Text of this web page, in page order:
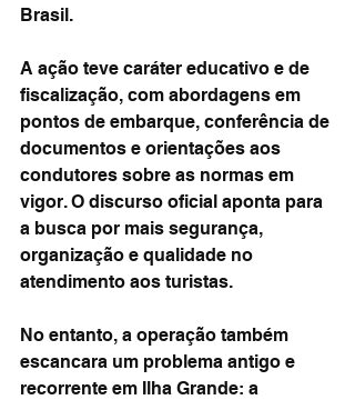
Brasil.
A ação teve caráter educativo e de
fiscalização, com abordagens em
pontos de embarque, conferência de
documentos e orientações aos
condutores sobre as normas em
vigor. O discurso oficial aponta para
a busca por mais segurança,
organização e qualidade no
atendimento aos turistas.
No entanto, a operação também
escancara um problema antigo e
recorrente em Ilha Grande: a